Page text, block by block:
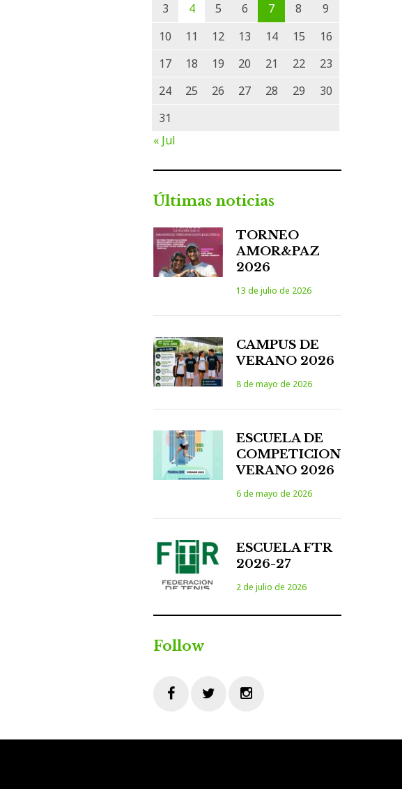
3
4 5 6 7 8
9
10
11 12 13 14 15
16
17
18 19 20 21 22
23
24
25 26 27 28 29
30
31
« Jul
Últimas noticias
TORNEO
AMOR&PAZ
2026
13 de julio de 2026
CAMPUS DE
VERANO 2026
8 de mayo de 2026
ESCUELA DE
COMPETICION
VERANO 2026
6 de mayo de 2026
ESCUELA FTR
2026-27
2 de julio de 2026
Follow